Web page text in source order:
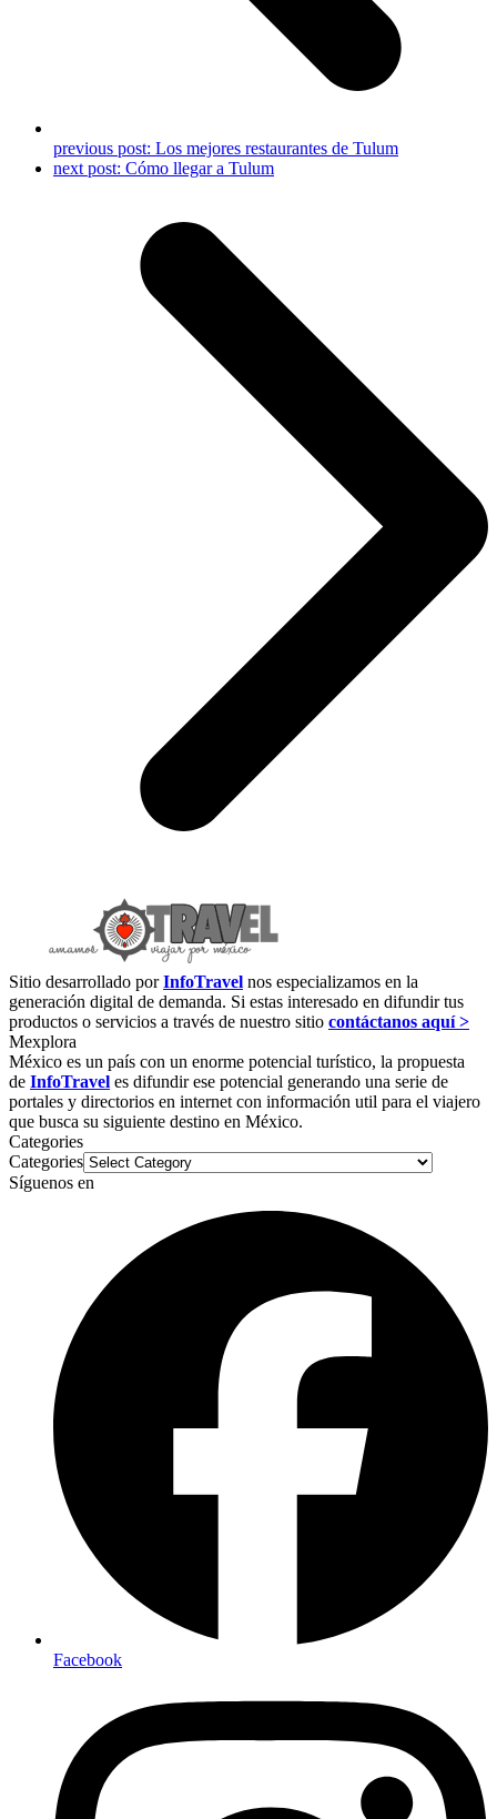
previous post: Los mejores restaurantes de Tulum
next post: Cómo llegar a Tulum
Sitio desarrollado porInfoTravel nos especializamos en la
generación digital de demanda. Si estas interesado en difundir tus
productos o servicios a través de nuestro sitio contáctanos aquí >
Mexplora
México es un país con un enorme potencial turístico, la propuesta
de InfoTravel es difundir ese potencial generando una serie de
portales y directorios en internet con información util para el viajero
que busca su siguiente destino en México.
Categories
Categories
Síguenos en
Facebook